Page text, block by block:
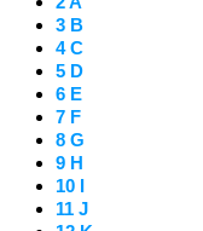
3 B
4 C
5 D
6 E
7 F
8 G
9 H
10 I
11 J